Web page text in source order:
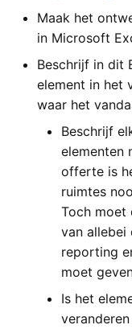
Maak het
in Microsoft
Beschrijf in dit
element in het
waar het
Beschrijf
elementen
offerte is
ruimtes
Toch moet
van allebei
reporting
moet
Is het